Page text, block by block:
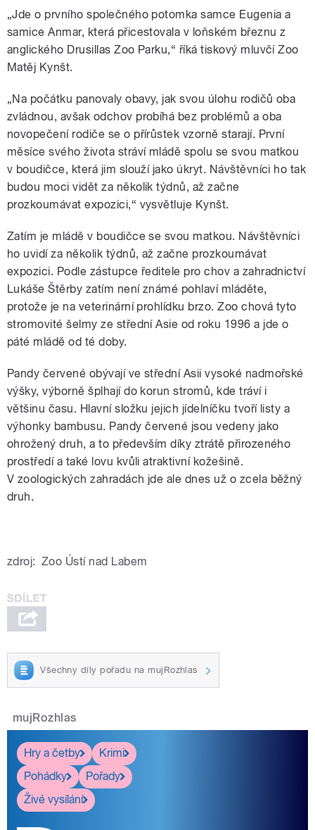
„Jde o prvního společného potomka samce Eugenia a
samice Anmar, která přicestovala v loňském březnu z
anglického Drusillas Zoo Parku,“ říká tiskový mluvčí Zoo
Matěj Kynšt.
„Na počátku panovaly obavy, jak svou úlohu rodičů oba
zvládnou, avšak odchov probíhá bez problémů a oba
novopečení rodiče se o přírůstek vzorně starají. První
měsíce svého života stráví mládě spolu se svou matkou
v boudičce, která jim slouží jako úkryt. Návštěvníci ho tak
budou moci vidět za několik týdnů, až začne
prozkoumávat expozici,“ vysvětluje Kynšt.
Zatím je mládě v boudičce se svou matkou. Návštěvníci
ho uvidí za několik týdnů, až začne prozkoumávat
expozici. Podle zástupce ředitele pro chov a zahradnictví
Lukáše Štěrby zatím není známé pohlaví mláděte,
protože je na veterinární prohlídku brzo. Zoo chová tyto
stromovité šelmy ze střední Asie od roku 1996 a jde o
páté mládě od té doby.
Pandy červené obývají ve střední Asii vysoké nadmořské
výšky, výborně šplhají do korun stromů, kde tráví i
většinu času. Hlavní složku jejich jídelníčku tvoří listy a
výhonky bambusu. Pandy červené jsou vedeny jako
ohrožený druh, a to především díky ztrátě přirozeného
prostředí a také lovu kvůli atraktivní kožešině.
V zoologických zahradách jde ale dnes už o zcela běžný
druh.
zdroj: Zoo Ústí nad Labem
Všechny díly pořadu na mujRozhlas
mujRozhlas
Hry a četby
Krimi
Pohádky
Pořady
Živé vysílání